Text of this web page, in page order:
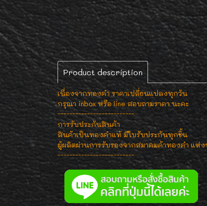
Product description
เนื่องจากทองคำ ราคาเปลี่ยนแปลงทุกวัน
กรุณา inbox หรือ line สอบถามราคา นะคะ
--------------------------
การรับประกันสินค้า
สินค้าเป็นทองคำแท้ มีใบรับประกันทุกชิ้น
ผู้ผลิตผ่านการรับรองจากสมาคมค้าทองคำ แห่ง
--------------------------